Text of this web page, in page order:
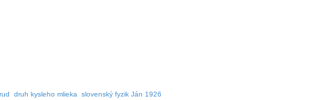
druh kysleho mlieka slovenský fyzik Ján 1926